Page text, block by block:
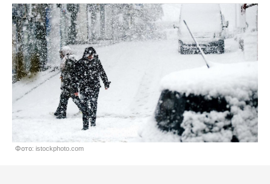
Фото: istockphoto.com